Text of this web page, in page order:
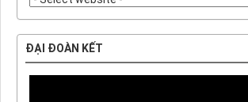
ĐẠI ĐOÀN KẾT